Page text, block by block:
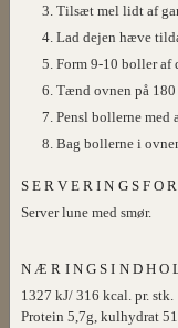
Tilsæt mel lidt af
Lad dejen hæve
Form 9-10 boller af
Tænd ovnen på 180
Pensl bollerne med
Bag bollerne i
Server lune med smør.
1327 kJ/ 316 kcal. pr. stk.
Protein 5,7g, kulhydrat